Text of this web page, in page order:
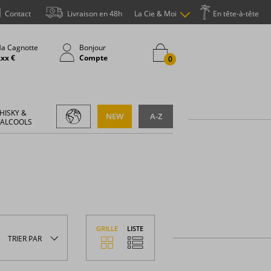
En tête-à-tête
La Cie & Moi
Livraison en 48h
Contact
Cagnotte
€
Bonjour
Compte
0
&
A-Z
NEW
TRIER PAR
GRILLE LISTE